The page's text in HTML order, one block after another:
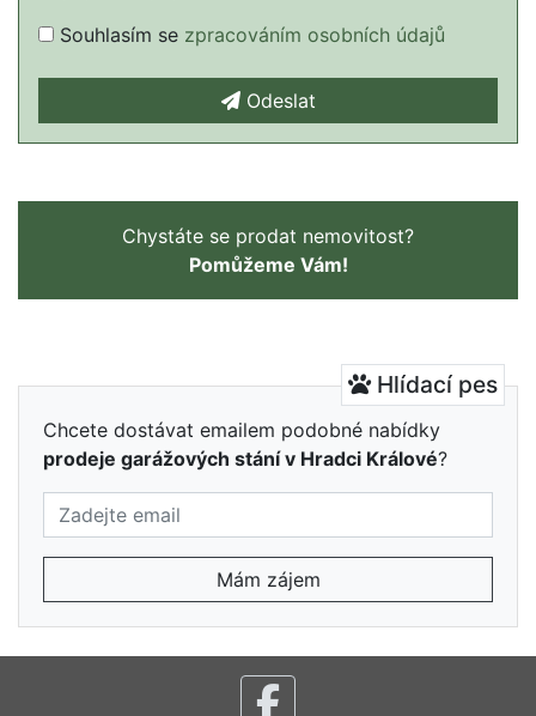
Souhlasím se zpracováním osobních údajů
Odeslat
Chystáte se prodat nemovitost?
Pomůžeme Vám!
Hlídací pes
Chcete dostávat emailem podobné nabídky
prodeje garážových stání v Hradci Králové?
Mám zájem